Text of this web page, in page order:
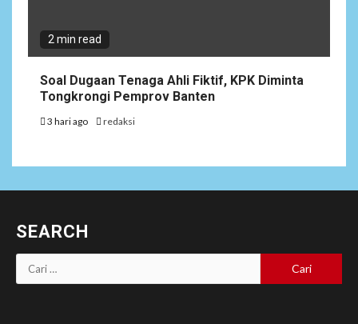
2 min read
Soal Dugaan Tenaga Ahli Fiktif, KPK Diminta
Tongkrongi Pemprov Banten
3 hari ago redaksi
SEARCH
Cari
untuk: